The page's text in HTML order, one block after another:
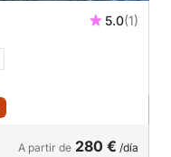
5.0(1)
A partir de 280 € /día